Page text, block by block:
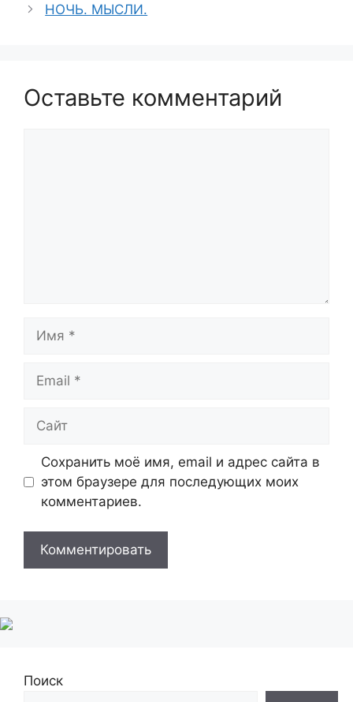
НОЧЬ. МЫСЛИ.
Оставьте комментарий
Сохранить моё имя, email и адрес сайта в
этом браузере для последующих моих
комментариев.
Поиск